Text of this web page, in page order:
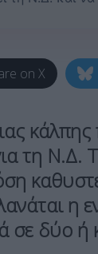
on X
τη Ν.Δ.
η
δύο ή